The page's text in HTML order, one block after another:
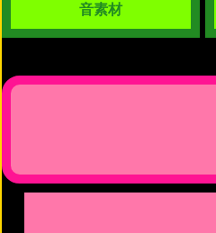
音素材